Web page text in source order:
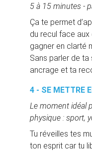
4 - SE METTRE
Le moment idéal
physique : sport,
Tu réveilles tes
ton esprit car tu
5 à 15 minutes -
Ça te permet
du recul face aux
gagner en clarté
Sans parler de ta
ancrage et ta